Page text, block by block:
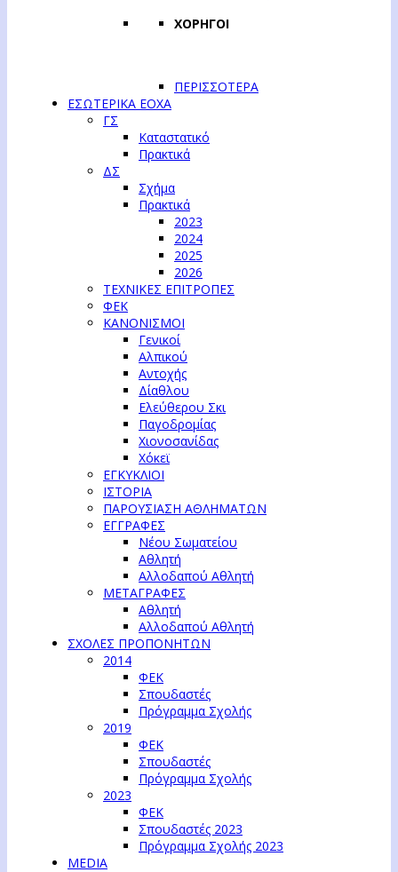
ΧΟΡΗΓΟΙ
ΠΕΡΙΣΣΟΤΕΡΑ
ΕΣΩΤΕΡΙΚΑ ΕΟΧΑ
ΓΣ
Καταστατικό
Πρακτικά
ΔΣ
Σχήμα
Πρακτικά
2023
2024
2025
2026
ΤΕΧΝΙΚΕΣ ΕΠΙΤΡΟΠΕΣ
ΦΕΚ
ΚΑΝΟΝΙΣΜΟΙ
Γενικοί
Αλπικού
Αντοχής
Δίαθλου
Ελεύθερου Σκι
Παγοδρομίας
Χιονοσανίδας
Χόκεϊ
ΕΓΚΥΚΛΙΟΙ
ΙΣΤΟΡΙΑ
ΠΑΡΟΥΣΙΑΣΗ ΑΘΛΗΜΑΤΩΝ
ΕΓΓΡΑΦΕΣ
Νέου Σωματείου
Αθλητή
Αλλοδαπού Αθλητή
ΜΕΤΑΓΡΑΦΕΣ
Αθλητή
Αλλοδαπού Αθλητή
ΣΧΟΛΕΣ ΠΡΟΠΟΝΗΤΩΝ
2014
ΦΕΚ
Σπουδαστές
Πρόγραμμα Σχολής
2019
ΦΕΚ
Σπουδαστές
Πρόγραμμα Σχολής
2023
ΦΕΚ
Σπουδαστές 2023
Πρόγραμμα Σχολής 2023
MEDIA